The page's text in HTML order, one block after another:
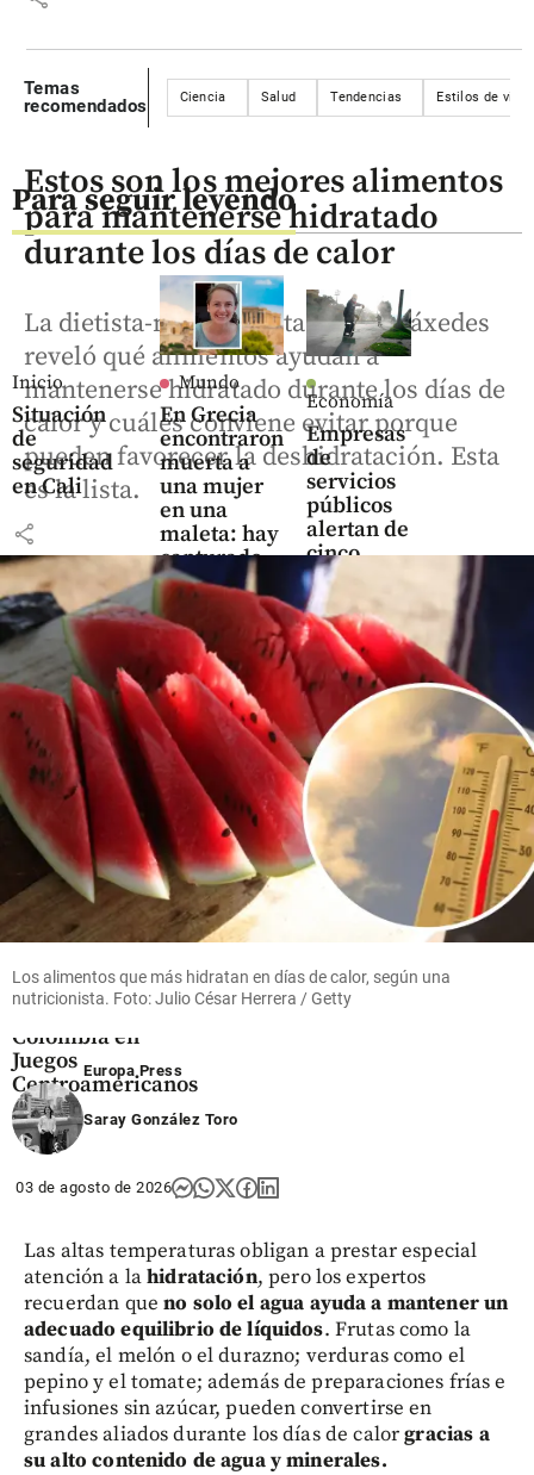
Temas
recomendados
Ciencia Salud Tendencias Estilos de vida
Para seguir leyendo
Inicio
Situación
de
seguridad
en Cali
share
Mundo
En Grecia
encontraron
muerta a
una mujer
en una
maleta: hay
capturado
share
Economía
Empresas
de
servicios
públicos
alertan de
cinco
riesgos
del nuevo
marco
tarifario
de aseo
share
Deportes
Gustavo Sánchez
brilla con un oro
para la natación
artística de
Colombia en
Juegos
Centroamericanos
share
Estos son los mejores alimentos
para mantenerse hidratado
durante los días de calor
La dietista-nutricionista Rocío Práxedes
reveló qué alimentos ayudan a
mantenerse hidratado durante los días de
calor y cuáles conviene evitar porque
pueden favorecer la deshidratación. Esta
es la lista.
Los alimentos que más hidratan en días de calor, según una
nutricionista. Foto: Julio César Herrera / Getty
Europa Press
Saray González Toro
03 de agosto de 2026
Las altas temperaturas obligan a prestar especial
atención a lahidratación, pero los expertos
recuerdan queno solo el agua ayuda a mantener un
adecuado equilibrio de líquidos. Frutas como la
sandía, el melón o el durazno; verduras como el
pepino y el tomate; además de preparaciones frías e
infusiones sin azúcar, pueden convertirse en
grandes aliados durante los días de calorgracias a
su alto contenido de agua y minerales.